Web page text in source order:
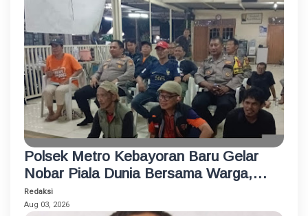
Polsek Metro Kebayoran Baru Gelar
Nobar Piala Dunia Bersama Warga,
Pererat Silaturahmi dan Jaga
Kamtibmas
Redaksi
Aug 03, 2026